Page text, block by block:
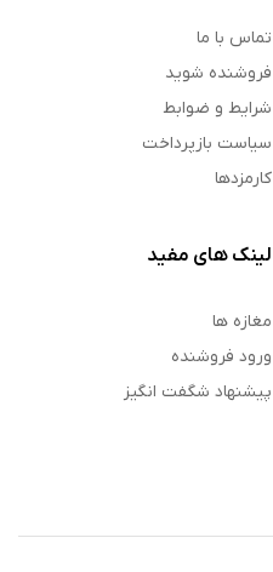
تماس با ما
فروشنده شوید
شرایط و ضوابط
سیاست بازپرداخت
کارمزدها
لینک های مفید
مغازه ها
ورود فروشنده
پیشنهاد شگفت انگیز